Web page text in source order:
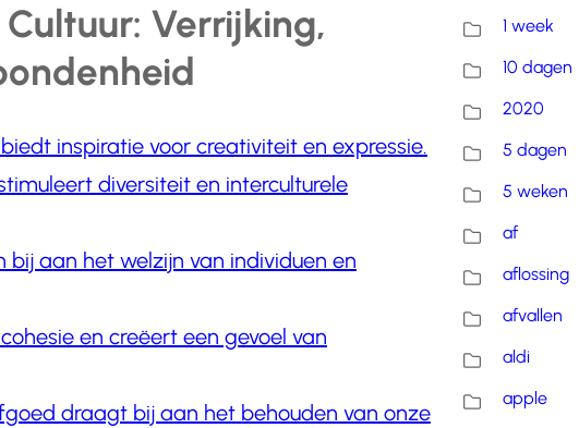
Verrijking,
inspiratie voor creativiteit en expressie.
diversiteit en interculturele
aan het welzijn van individuen en
en creëert een gevoel van
draagt bij aan het behouden van onze
1 week
10 dagen
2020
5 dagen
5 weken
af
aflossing
afvallen
aldi
apple